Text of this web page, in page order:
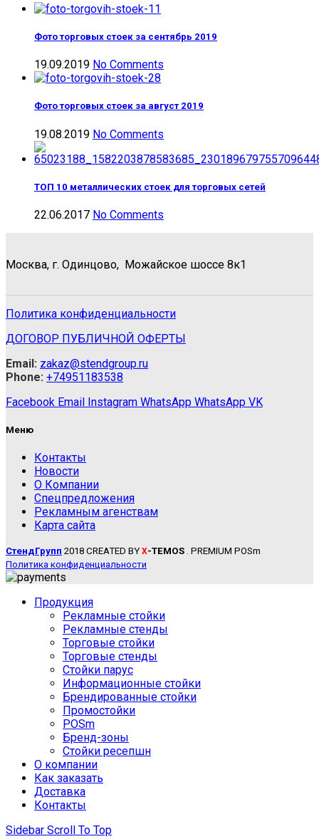
Фото торговых стоек за сентябрь 2019
19.09.2019 No Comments
Фото торговых стоек за август 2019
19.08.2019 No Comments
ТОП 10 металлических стоек для торговых сетей
22.06.2017 No Comments
Москва, г. Одинцово, Можайское шоссе 8к1
Политика конфиденциальности
ДОГОВОР ПУБЛИЧНОЙ ОФЕРТЫ
Email: zakaz@stendgroup.ru
Phone: +74951183538
Facebook Email Instagram WhatsApp WhatsApp VK
Меню
Контакты
Новости
О Компании
Спецпредложения
Рекламным агенствам
Карта сайта
СтендГрупп 2018 CREATED BY X-TEMOS . PREMIUM POSm
Политика конфиденциальности
Продукция
Рекламные стойки
Рекламные стенды
Торговые стойки
Торговые стенды
Стойки парус
Информационные стойки
Брендированные стойки
Промостойки
POSm
Бренд-зоны
Стойки ресепшн
О компании
Как заказать
Доставка
Контакты
Sidebar Scroll To Top